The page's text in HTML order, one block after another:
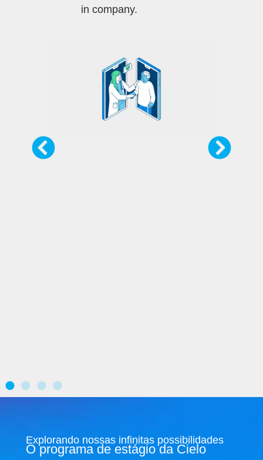
in company.
Explorando nossas infinitas possibilidades
O programa de estágio da Cielo